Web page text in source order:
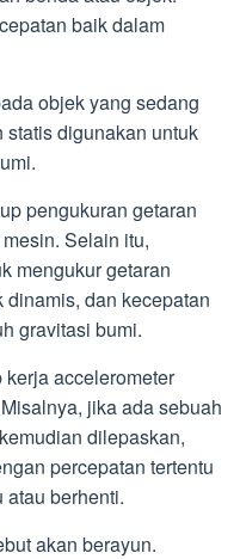
baik dalam
objek yang sedang
statis digunakan untuk
pengukuran getaran
Selain itu,
mengukur getaran
dan kecepatan
gravitasi bumi.
accelerometer
jika ada sebuah
dilepaskan,
percepatan tertentu
atau berhenti.
akan berayun.